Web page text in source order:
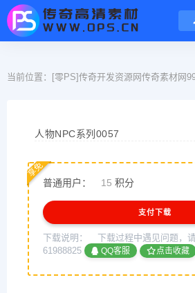
当前位置： [零PS]传奇开发资源网传奇素材网
人物NPC系列0057
普通用户： 15 积分
享免
支付下载
下载说明：
下载过程中遇见问题，
61988825
QQ客服 点击收藏